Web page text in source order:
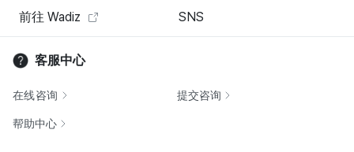
前往 Wadiz
SNS
客服中心
在线咨询 提交咨询
帮助中心